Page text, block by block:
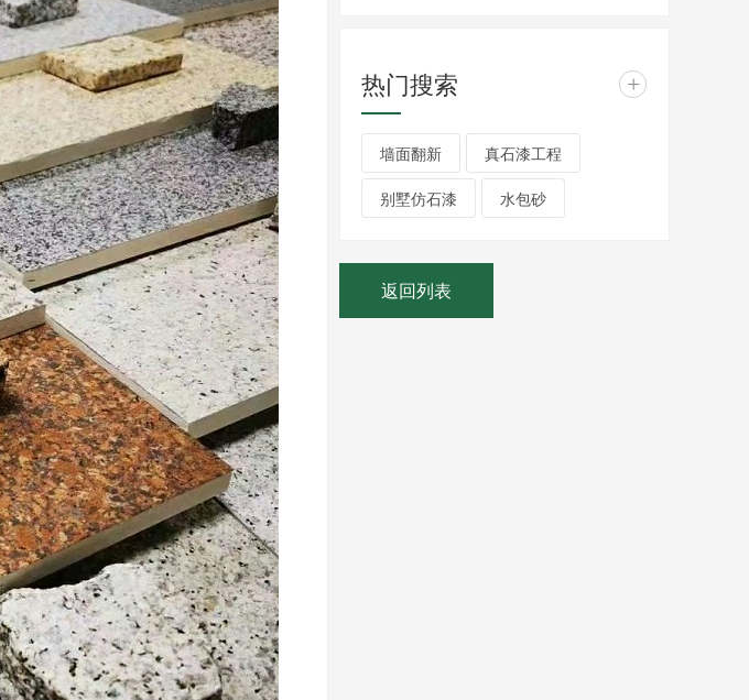
热门搜索 +
墙面翻新 真石漆工程
别墅仿石漆 水包砂
返回列表